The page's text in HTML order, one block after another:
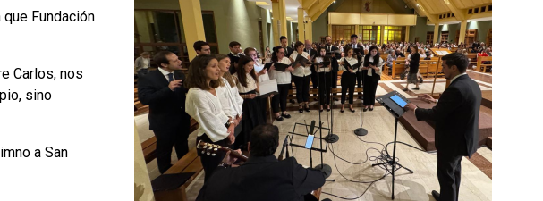
Fundación
Carlos, nos
sino
a San